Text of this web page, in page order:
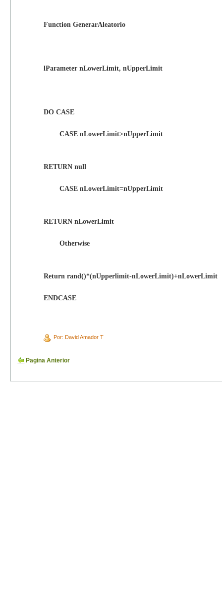
Function GenerarAleatorio
lParameter nLowerLimit, nUpperLimit
DO CASE
CASE nLowerLimit>nUpperLimit
RETURN null
CASE nLowerLimit=nUpperLimit
RETURN nLowerLimit
Otherwise
Return rand()*(nUpperlimit-nLowerLimit)+nLowerLimit
ENDCASE
Por: David Amador T
Pagina Anterior